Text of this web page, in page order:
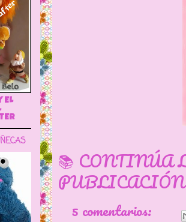
📚 CONTINÚA
5 comentarios:
EL